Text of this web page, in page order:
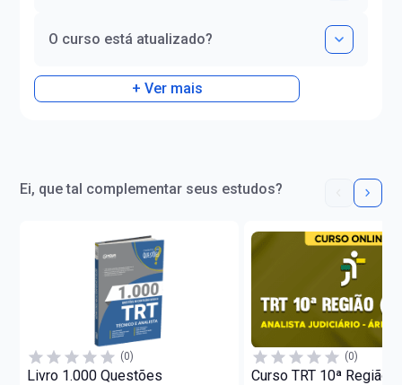
O curso está atualizado?
+ Ver mais
Ei, que tal complementar seus estudos?
(0)
Livro 1.000 Questões
(0)
Curso TRT 10ª Região